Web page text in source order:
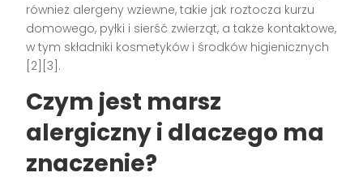
również alergeny wziewne, takie jak roztocza kurzu
domowego, pyłki i sierść zwierząt, a także kontaktowe,
w tym składniki kosmetyków i środków higienicznych
[2][3].
Czym jest marsz
alergiczny i dlaczego ma
znaczenie?